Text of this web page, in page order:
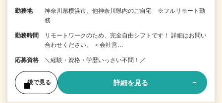
勤務地
神奈川県横浜市、他神奈川県内のご自宅 ※フルリモート勤
務
勤務時間
リモートワークのため、完全自由シフトです！ 詳細はお問い
合わせください。 ＜会社営…
応募資格 ＼経験・資格・学歴いっさい不問！／
後で見る 詳細を見る